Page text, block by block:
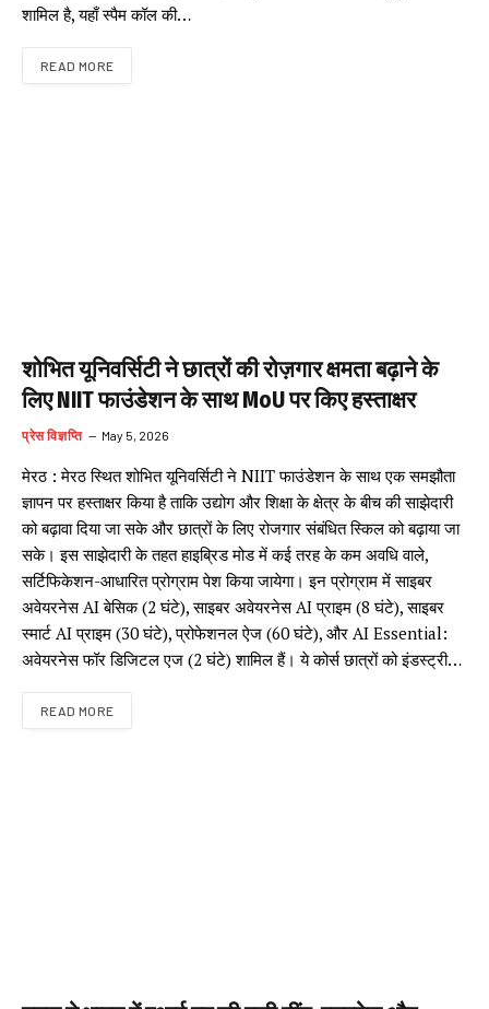
शामिल है, यहाँ स्पैम कॉल की…
READ MORE
शोभित यूनिवर्सिटी ने छात्रों की रोज़गार क्षमता बढ़ाने के
लिए NIIT फाउंडेशन के साथ MoU पर किए हस्ताक्षर
प्रेस विज्ञप्ति May 5, 2026
मेरठ : मेरठ स्थित शोभित यूनिवर्सिटी ने NIIT फाउंडेशन के साथ एक समझौता
ज्ञापन पर हस्ताक्षर किया है ताकि उद्योग और शिक्षा के क्षेत्र के बीच की साझेदारी
को बढ़ावा दिया जा सके और छात्रों के लिए रोजगार संबंधित स्किल को बढ़ाया जा
सके। इस साझेदारी के तहत हाइब्रिड मोड में कई तरह के कम अवधि वाले,
सर्टिफिकेशन-आधारित प्रोग्राम पेश किया जायेगा। इन प्रोग्राम में साइबर
अवेयरनेस AI बेसिक (2 घंटे), साइबर अवेयरनेस AI प्राइम (8 घंटे), साइबर
स्मार्ट AI प्राइम (30 घंटे), प्रोफेशनल ऐज (60 घंटे), और AI Essential:
अवेयरनेस फॉर डिजिटल एज (2 घंटे) शामिल हैं। ये कोर्स छात्रों को इंडस्ट्री…
READ MORE